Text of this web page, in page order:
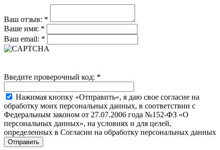
Ваш отзыв: *
Ваше имя: *
Ваш email: *
Введите проверочный код: *
Нажимая кнопку «Отправить», я даю свое согласие на
обработку моих персональных данных, в соответствии с
Федеральным законом от 27.07.2006 года №152-ФЗ «О
персональных данных», на условиях и для целей,
определенных в Согласии на обработку персональных данных